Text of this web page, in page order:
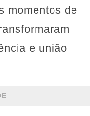
momentos de
e união